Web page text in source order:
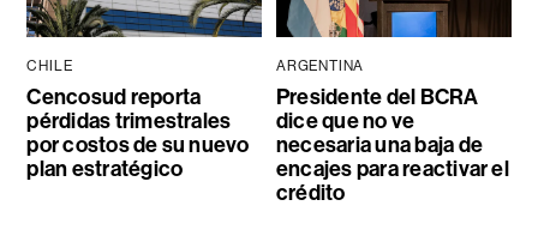
CHILE
Cencosud reporta
pérdidas trimestrales
por costos de su nuevo
plan estratégico
ARGENTINA
Presidente del BCRA
dice que no ve
necesaria una baja de
encajes para reactivar el
crédito